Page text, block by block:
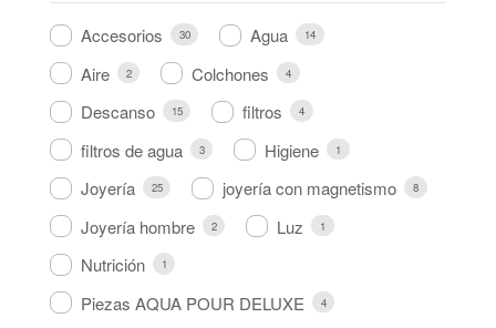
Accesorios 30 Agua 14
Aire 2 Colchones 4
Descanso 15 filtros 4
filtros de agua 3 Higiene 1
Joyería 25 joyería con magnetismo 8
Joyería hombre 2 Luz 1
Nutrición 1
Piezas AQUA POUR DELUXE 4